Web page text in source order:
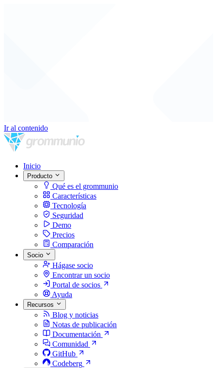
Ir al contenido
Inicio
Producto
Qué es el grommunio
Características
Tecnología
Seguridad
Demo
Precios
Comparación
Socio
Hágase socio
Encontrar un socio
Portal de socios
Ayuda
Recursos
Blog y noticias
Notas de publicación
Documentación
Comunidad
GitHub
Codeberg